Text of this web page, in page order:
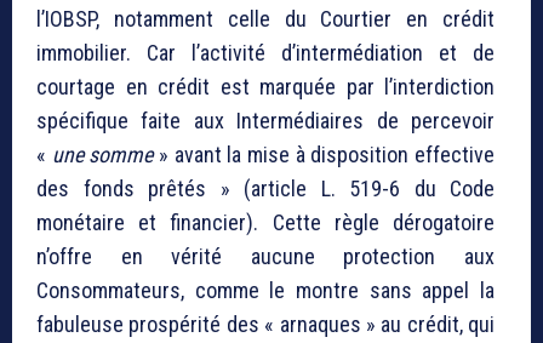
l’IOBSP, notamment celle du Courtier en crédit
immobilier. Car l’activité d’intermédiation et de
courtage en crédit est marquée par l’interdiction
spécifique faite aux Intermédiaires de percevoir
« une somme» avant la mise à disposition effective
des fonds prêtés » (article L. 519-6 du Code
monétaire et financier). Cette règle dérogatoire
n’offre en vérité aucune protection aux
Consommateurs, comme le montre sans appel la
fabuleuse prospérité des « arnaques » au crédit, qui